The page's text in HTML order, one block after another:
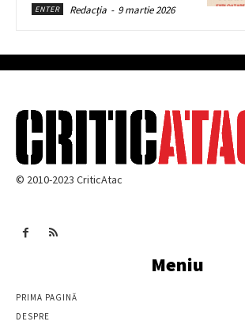
ENTER Redacția - 9 martie 2026
© 2010-2023 CriticAtac
Meniu
PRIMA PAGINĂ
DESPRE